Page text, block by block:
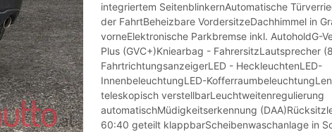
integriertem SeitenblinkernAutomatische
der FahrtBeheizbare VordersitzeDachhimmel in
vorneElektronische Parkbremse inkl. AutoholdG-
Plus (GVC+)Kniearbag - FahrersitzLautsprecher
FahrtrichtungsanzeigerLED - HeckleuchtenLED-
InnenbeleuchtungLED-
teleskopisch verstellbarLeuchtweitenregulierung
automatischMüdigkeitserkennung
60:40 geteilt klappbarScheibenwaschanlage in